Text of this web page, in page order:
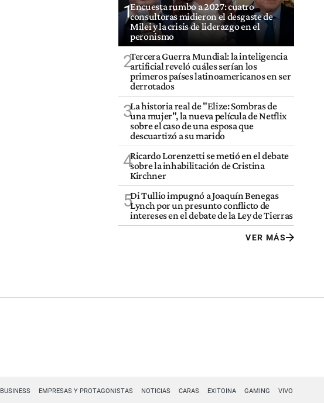
1Encuesta rumbo a 2027: cuatro
consultoras midieron el desgaste de
Milei y la crisis de liderazgo en el
peronismo
2Tercera Guerra Mundial: la inteligencia
artificial reveló cuáles serían los
primeros países latinoamericanos en ser
derrotados
3La historia real de "Elize: Sombras de
una mujer", la nueva película de Netflix
sobre el caso de una esposa que
descuartizó a su marido
4Ricardo Lorenzetti se metió en el debate
sobre la inhabilitación de Cristina
Kirchner
5Di Tullio impugnó a Joaquín Benegas
Lynch por un presunto conflicto de
intereses en el debate de la Ley de Tierras
VER MÁS
BUSINESS EMPRESAS Y PROTAGONISTAS NOTICIAS CARAS EXITOINA GAMING VIVO